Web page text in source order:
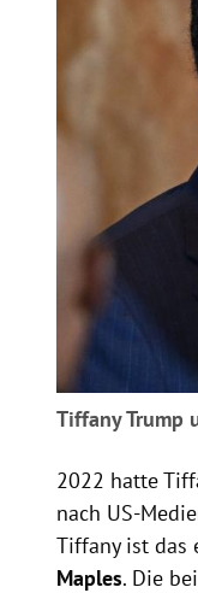
Tiffany Trump
2022 hatte
nach US-
Tiffany ist das
Maples. Die